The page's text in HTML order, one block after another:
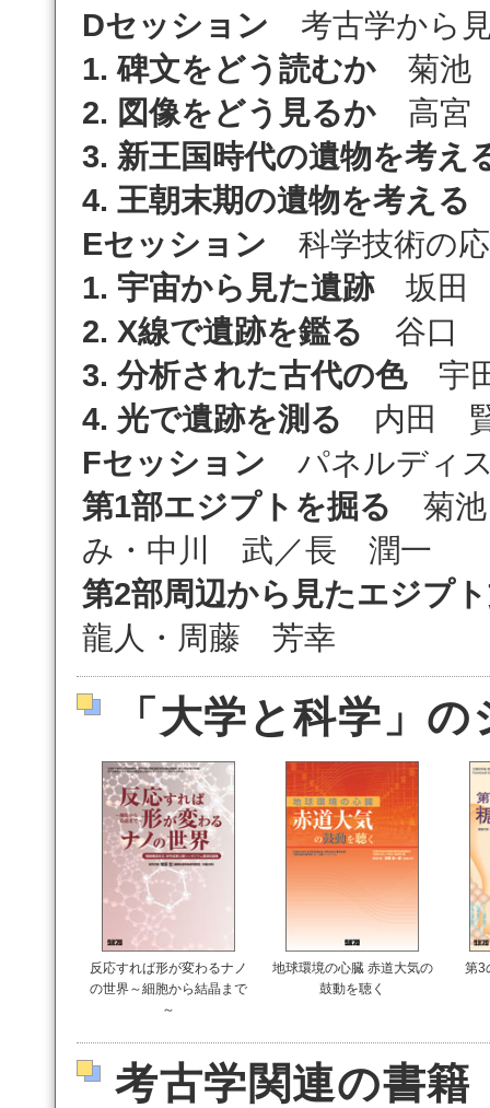
Dセッション 考古学から
1. 碑文をどう読むか 菊池
2. 図像をどう見るか 高宮
3. 新王国時代の遺物を考え
4. 王朝末期の遺物を考える
Eセッション 科学技術の
1. 宇宙から見た遺跡坂田
2. X線で遺跡を鑑る 谷口
3. 分析された古代の色宇
4. 光で遺跡を測る 内田
Fセッション パネルディ
第1部エジプトを掘る 菊池
み・中川 武／長 潤一
第2部周辺から見たエジプ
龍人・周藤 芳幸
「大学と科学」
反応すれば形が変わるナノ
の世界～細胞から結晶まで
～
地球環境の心臓 赤道大気の
鼓動を聴く
第3
考古学関連の書籍